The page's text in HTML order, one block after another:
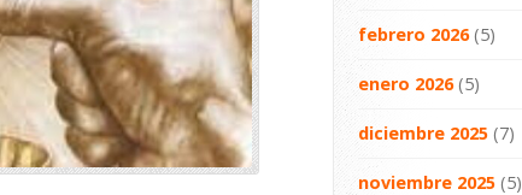
febrero 2026(5)
enero 2026(5)
diciembre 2025 (7)
noviembre 2025 (5)